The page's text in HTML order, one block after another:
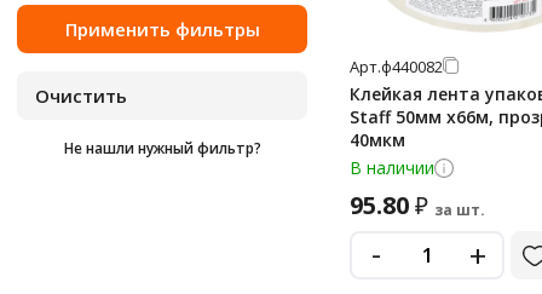
60 м
66 м
30 мм
50 мм
Не нашли нужный фильтр?
Арт.ф440082
Клейкая лента
Staff 50мм х66м,
40мкм
В наличии
95.80₽ за шт.
- +